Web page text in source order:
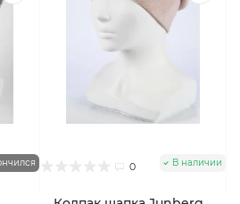
0 В наличии